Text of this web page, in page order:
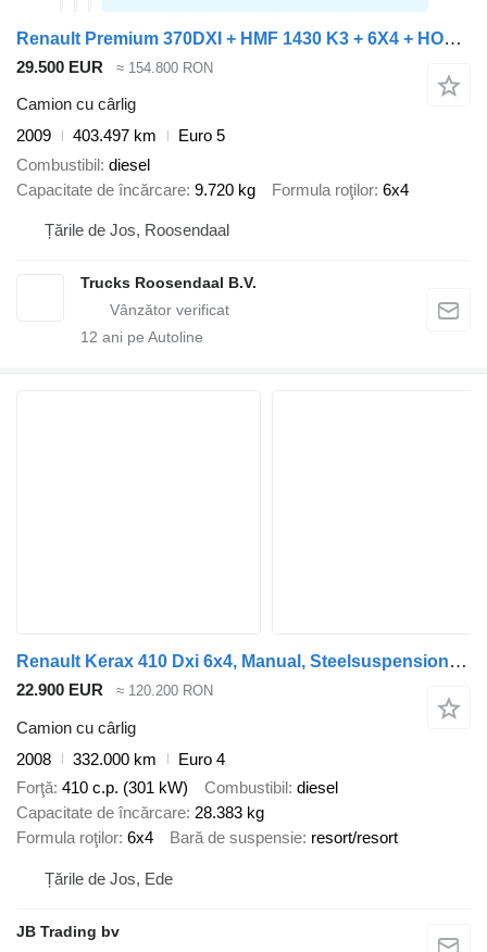
Renault Premium 370DXI + HMF 1430 K3 + 6X4 + HOOKSYTEM + EURO 5
29.500 EUR ≈ 154.800 RON
Camion cu cârlig
2009
403.497 km
Euro 5
Combustibil diesel
Capacitate de încărcare 9.720 kg Formula roţilor 6x4
Țările de Jos, Roosendaal
Trucks Roosendaal B.V.
12 ani pe Autoline
Renault Kerax 410 Dxi 6x4, Manual, Steelsuspension, Retarder
22.900 EUR ≈ 120.200 RON
Camion cu cârlig
2008
332.000 km
Euro 4
Forţă 410 c.p. (301 kW) Combustibil diesel
Capacitate de încărcare 28.383 kg
Formula roţilor 6x4 Bară de suspensie resort/resort
Țările de Jos, Ede
JB Trading bv